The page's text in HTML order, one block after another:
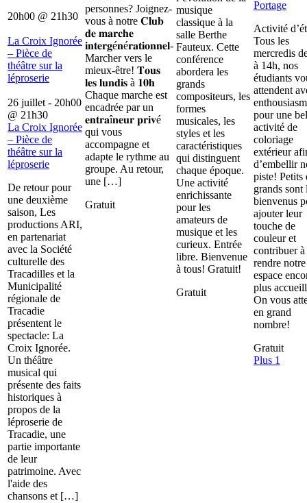
20h00 @ 21h30
La Croix Ignorée
– Pièce de
théâtre sur la
léproserie
26 juillet - 20h00
@ 21h30
La Croix Ignorée
– Pièce de
théâtre sur la
léproserie
De retour pour
une deuxième
saison, Les
productions ARI,
en partenariat
avec la Société
culturelle des
Tracadilles et la
Municipalité
régionale de
Tracadie
présentent le
spectacle: La
Croix Ignorée.
Un théâtre
musical qui
présente des faits
historiques à
propos de la
léproserie de
Tracadie, une
partie importante
de leur
patrimoine. Avec
l'aide des
chansons et […]
personnes? Joignez-
vous à notre 𝐂𝐥𝐮𝐛
𝐝𝐞 𝐦𝐚𝐫𝐜𝐡𝐞
𝐢𝐧𝐭𝐞𝐫𝐠é𝐧é𝐫𝐚𝐭𝐢𝐨𝐧𝐧𝐞𝐥-
Marcher vers le
mieux-être! 𝐓𝐨𝐮𝐬
𝐥𝐞𝐬 𝐥𝐮𝐧𝐝𝐢𝐬 à 𝟏𝟎𝐡
Chaque marche est
encadrée par un
𝐞𝐧𝐭𝐫𝐚î𝐧𝐞𝐮𝐫 𝐩𝐫𝐢𝐯é
qui vous
accompagne et
adapte le rythme au
groupe. Au retour,
une […]
Gratuit
musique
classique à la
salle Berthe
Fauteux. Cette
conférence
abordera les
grands
compositeurs, les
formes
musicales, les
styles et les
caractéristiques
qui distinguent
chaque époque.
Une activité
enrichissante
pour les
amateurs de
musique et les
curieux. Entrée
libre. Bienvenue
à tous! Gratuit!
Gratuit
Portage
Activité
Tous les
mercredis
à 14h, nos
étudiants
attendent
pour une
activité de
coloriage
extérieur
d’embellir
piste! Petits
grands sont
bienvenus
ajouter leur
touche de
couleur et
contribuer à
rendre notre
espace
plus
On vous
en grand
nombre!
Gratuit
Plus 1